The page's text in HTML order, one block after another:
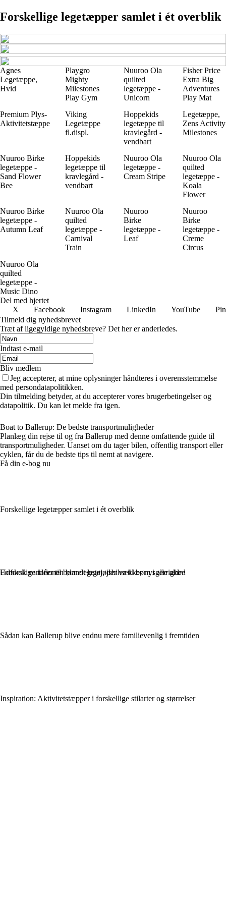
Forskellige legetæpper samlet i ét overblik
Agnes
Legetæppe,
Hvid
Playgro
Mighty
Milestones
Play Gym
Nuuroo Ola
quilted
legetæppe -
Unicorn
Fisher Price
Extra Big
Adventures
Play Mat
Premium Plys-
Aktivitetstæppe
Viking
Legetæppe
fl.displ.
Hoppekids
legetæppe til
kravlegård -
vendbart
Legetæppe,
Zens Activity
Milestones
Nuuroo Birke
legetæppe -
Sand Flower
Bee
Hoppekids
legetæppe til
kravlegård -
vendbart
Nuuroo Ola
legetæppe -
Cream Stripe
Nuuroo Ola
quilted
legetæppe -
Koala
Flower
Nuuroo Birke
legetæppe -
Autumn Leaf
Nuuroo Ola
quilted
legetæppe -
Carnival
Train
Nuuroo
Birke
legetæppe -
Leaf
Nuuroo
Birke
legetæppe -
Creme
Circus
Nuuroo Ola
quilted
legetæppe -
Music Dino
Del med hjertet
X
Facebook Instagram LinkedIn YouTube
Tilmeld dig nyhedsbrevet
Træt af ligegyldige nyhedsbreve? Det her er anderledes.
Indtast e-mail
Bliv medlem
Jeg accepterer, at mine oplysninger håndteres i overensstemmelse
med persondatapolitikken.
Din tilmelding betyder, at du accepterer vores brugerbetingelser og
datapolitik. Du kan let melde fra igen.
Boat to Ballerup: De bedste transportmuligheder
Planlæg din rejse til og fra Ballerup med denne omfattende guide til
transportmuligheder. Uanset om du tager bilen, offentlig transport eller
cyklen, får du de bedste tips til nemt at navigere.
Få din e-bog nu
Forskellige legetæpper samlet i ét overblik
Udforsk variationen blandt legetøjsbiler til børn i alle aldre
Sådan kan Ballerup blive endnu mere familievenlig i fremtiden
Inspiration: Aktivitetstæpper i forskellige stilarter og størrelser
Forskellige idéer til børnelegetøj, der vækker nysgerrighed